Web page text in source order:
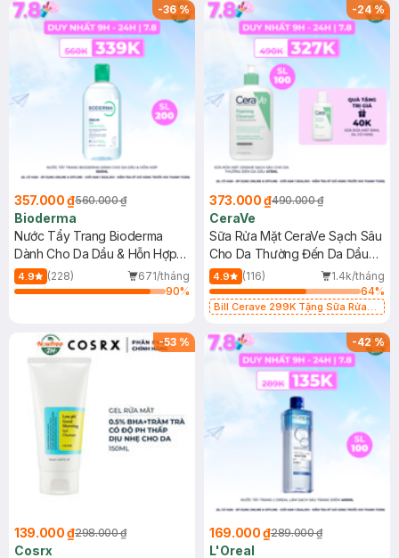
-36%
357.000 ₫560.000 ₫
Bioderma
Nước Tẩy Trang Bioderma
Dành Cho Da Dầu & Hỗn Hợp
500ml
4.9 (228)
671/tháng
90%
-24%
373.000 ₫490.000 ₫
CeraVe
Sữa Rửa Mặt CeraVe Sạch Sâu
Cho Da Thường Đến Da Dầu
473ml
4.9 (116)
1.4k/tháng
64%
Bill Cerave 299K Tặng Sữa Rửa
-53 %
139.000 ₫298.000 ₫
Cosrx
-42%
169.000 ₫289.000 ₫
L'Oreal